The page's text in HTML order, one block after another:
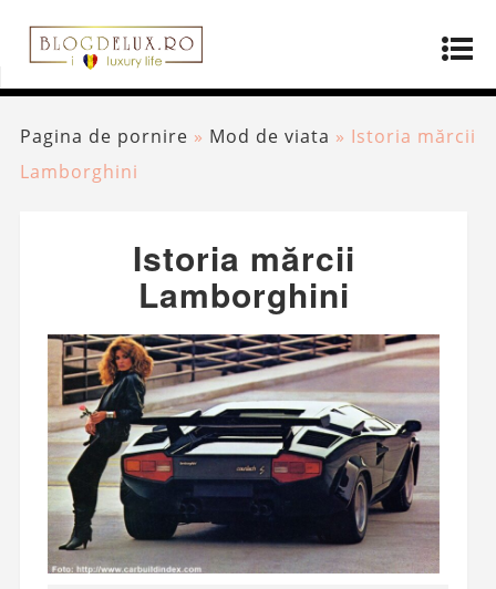
Pagina de pornire » Mod de viata » Istoria mărcii
Lamborghini
Istoria mărcii
Lamborghini